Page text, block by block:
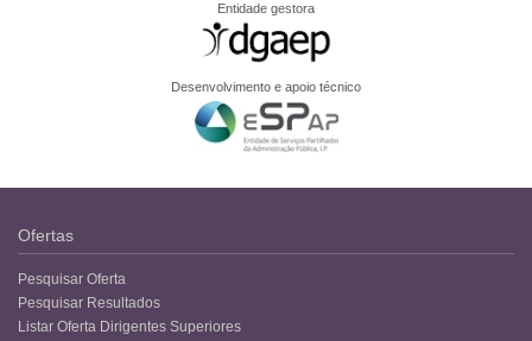
Entidade gestora
Desenvolvimento e apoio técnico
Ofertas
Pesquisar Oferta
Pesquisar Resultados
Listar Oferta Dirigentes Superiores